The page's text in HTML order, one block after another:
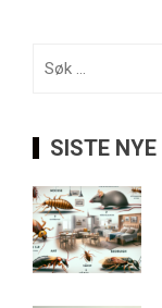
etter:
SISTE NYE